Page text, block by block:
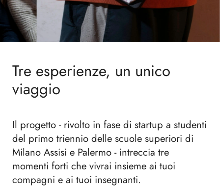
Tre esperienze, un unico
viaggio
Il progetto - rivolto in fase di startup a studenti
del primo triennio delle scuole superiori di
Milano Assisi e Palermo - intreccia tre
momenti forti che vivrai insieme ai tuoi
compagni e ai tuoi insegnanti.